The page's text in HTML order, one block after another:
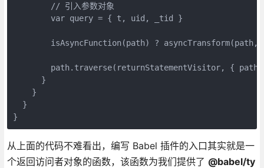
        // 引入参数对象
        var query = { t, uid, _tid }
isAsyncFunction(path) ? asyncTransform(path,
path.traverse(returnStatementVisitor, {
      }
    }
  }
}
从上面的代码不难看出，编写 Babel 插件的入口其实就是一
个返回访问者对象的函数，该函数为我们提供了 @babel/ty